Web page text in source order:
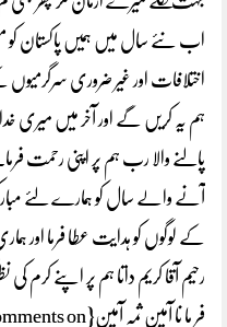
اب نئے سال میں ہمیں پاکستان کو
اختلافات اور غیر ضروری سرگرمیوں
ہم یہ کریں گے اور آخر میں میری
پالنے والا رب ہم پر اپنی رحمت
آنے والے سال کو ہمارے لئے
کے لوگوں کو ہدایت عطا فرما اور
رحیم آقا کریم داتا ہم پر اپنے کرم
فر ما نا آمین ثمہ آمین{jcomments on}